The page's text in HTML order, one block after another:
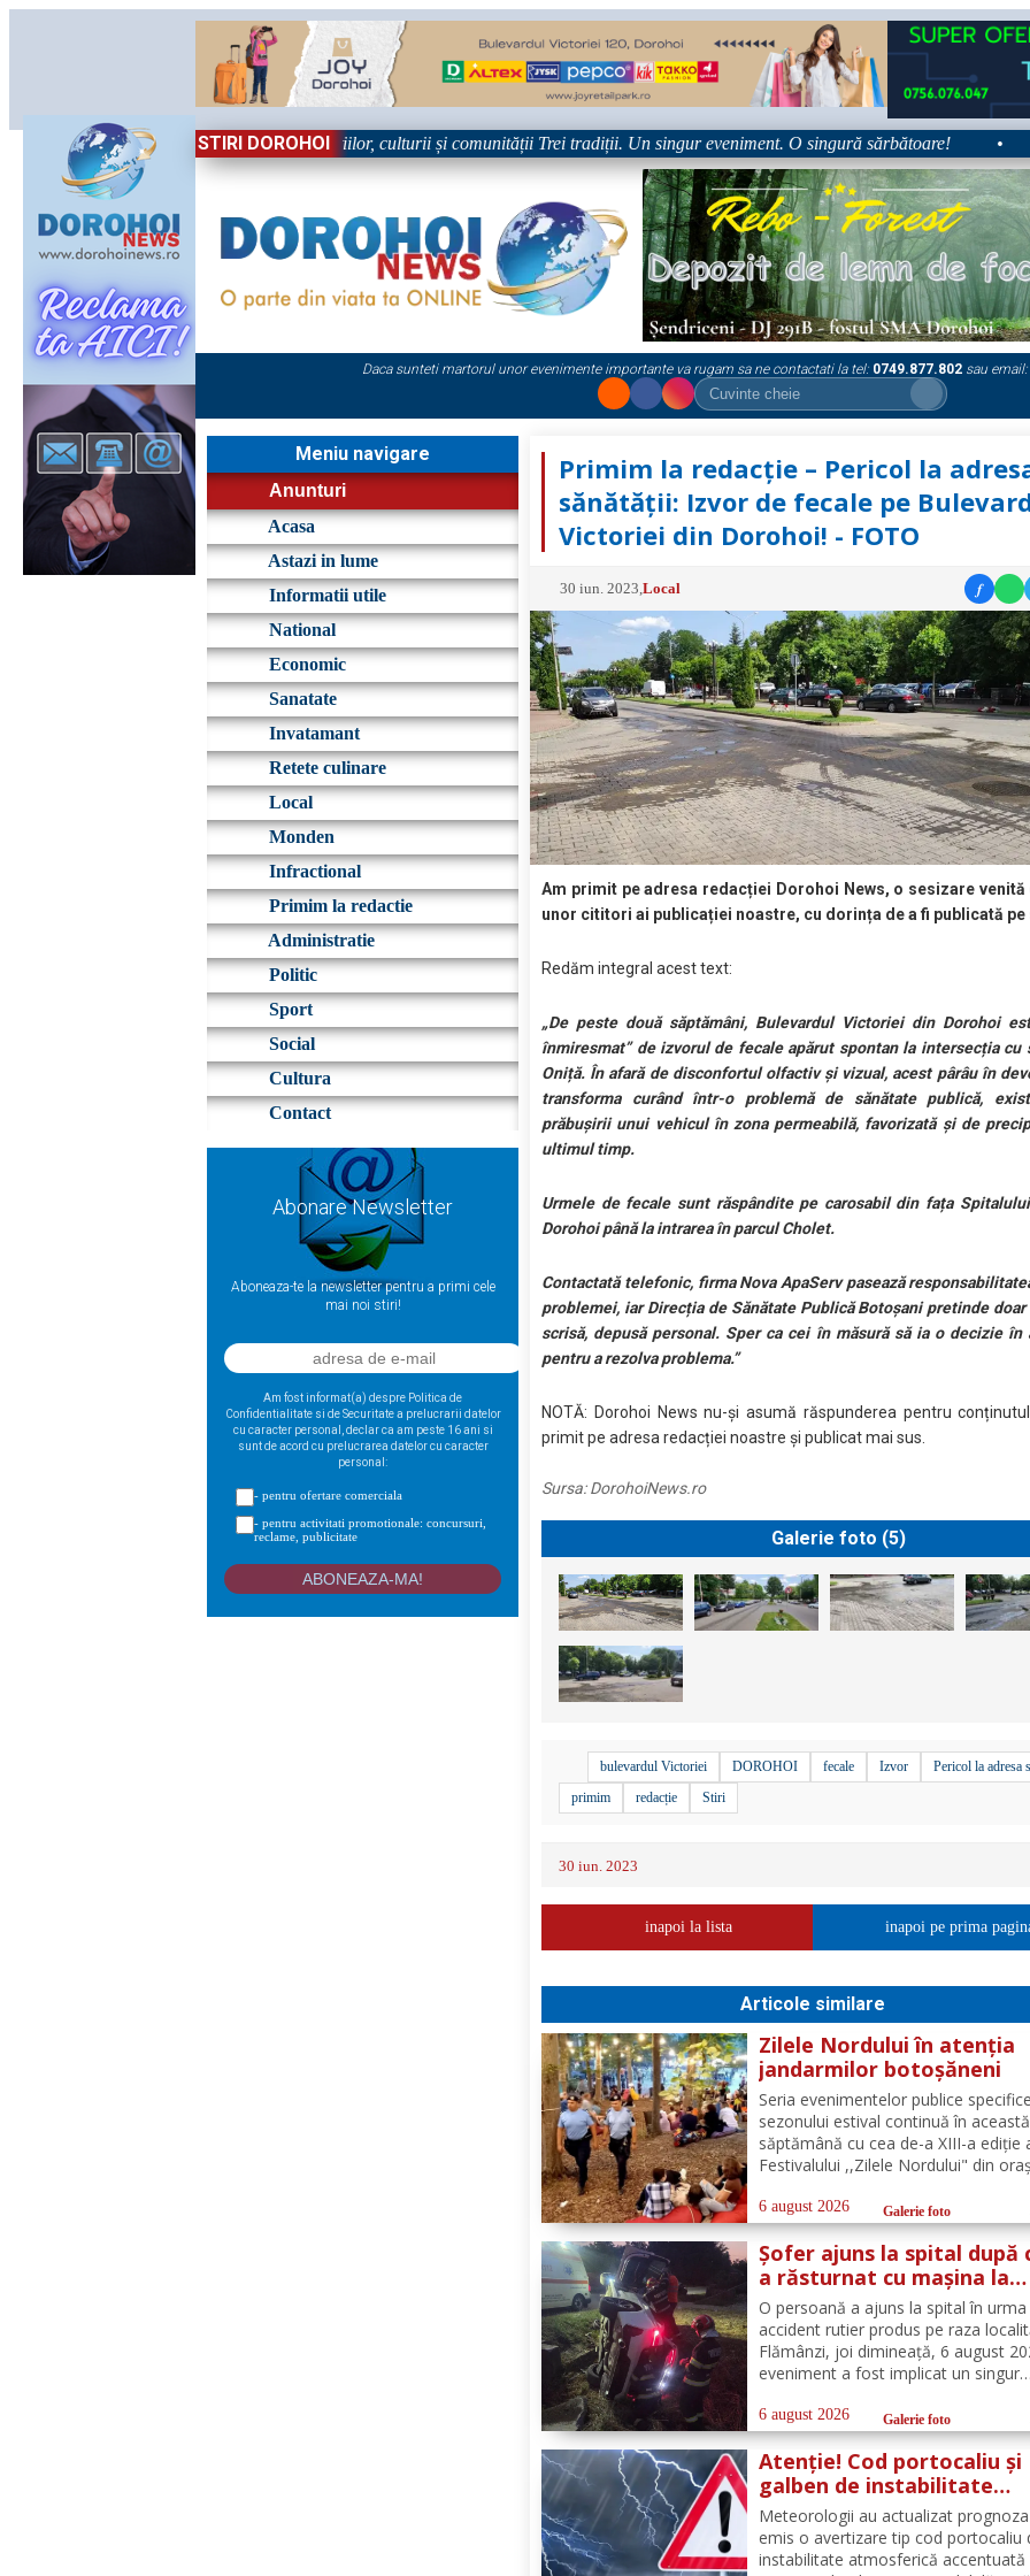
STIRI DOROHOI
Sărbătoare!” – trei zile dedicate tradițiilor, culturii și comunității Trei tradiții. Un singur eveniment. O singură sărbătoare! •
Daca sunteti martorul unor evenimente importante va rugam sa ne contactati la tel: 0749.877.802 sau email:
Meniu navigare
Anunturi
Acasa
Astazi in lume
Informatii utile
National
Economic
Sanatate
Invatamant
Retete culinare
Local
Monden
Infractional
Primim la redactie
Administratie
Politic
Sport
Social
Cultura
Contact
Abonare Newsletter
Aboneaza-te la newsletter pentru a primi cele
mai noi stiri!
Am fost informat(a) despre Politica de
Confidentialitate si de Securitate a prelucrarii datelor
cu caracter personal, declar ca am peste 16 ani si
sunt de acord cu prelucrarea datelor cu caracter
personal:
- pentru ofertare comerciala
- pentru activitati promotionale: concursuri,
reclame, publicitate
Primim la redacție – Pericol la
sănătății: Izvor de fecale pe
Victoriei din Dorohoi! - FOTO
30 iun. 2023 ,Local f
Am primit pe adresa redacției Dorohoi News, o sesizare venită
unor cititori ai publicației noastre, cu dorința de a fi publicată pe
Redăm integral acest text:
„De peste două săptămâni, Bulevardul Victoriei din Dorohoi
înmiresmat” de izvorul de fecale apărut spontan la intersecția cu
Oniță. În afară de disconfortul olfactiv și vizual, acest pârâu în
transforma curând într-o problemă de sănătate publică,
prăbușirii unui vehicul în zona permeabilă, favorizată și de
ultimul timp.
Urmele de fecale sunt răspândite pe carosabil din fața
Dorohoi până la intrarea în parcul Cholet.
Contactată telefonic, firma Nova ApaServ pasează
problemei, iar Direcția de Sănătate Publică Botoșani pretinde
scrisă, depusă personal. Sper ca cei în măsură să ia o decizie în
pentru a rezolva problema.”
NOTĂ: Dorohoi News nu-și asumă răspunderea pentru
primit pe adresa redacției noastre și publicat mai sus.
Sursa:DorohoiNews.ro
Galerie foto (5)
bulevardul Victoriei DOROHOI fecale Izvor
Pericol la adresa
primim
redacție Stiri
30 iun. 2023
inapoi la lista inapoi pe prima
Articole similare
Zilele Nordului în atenția
jandarmilor botoșăneni
Seria evenimentelor publice specifice
sezonului estival continuă în această
săptămână cu cea de-a XIII-a ediție
Festivalului ,,Zilele Nordului" din
numeroasă la care Inspectoratul de
Jandarmi Județean Botoșani, în
cu partenerii instituționali,...
6 august 2026 Galerie foto
Șofer ajuns la spital după
a răsturnat cu mașina la
Flămânzi
O persoană a ajuns la spital în urma
accident rutier produs pe raza
Flămânzi, joi dimineață, 6 august
eveniment a fost implicat un singur
scurt timp, pompierii din cadrul
de Lucru Flămânzi, cu o
stingere și...
6 august 2026 Galerie foto
Atenție! Cod portocaliu și
galben de instabilitate
atmosferică pentru
Botoșani
Meteorologii au actualizat
emis o avertizare tip cod portocaliu
instabilitate atmosferică accentuată